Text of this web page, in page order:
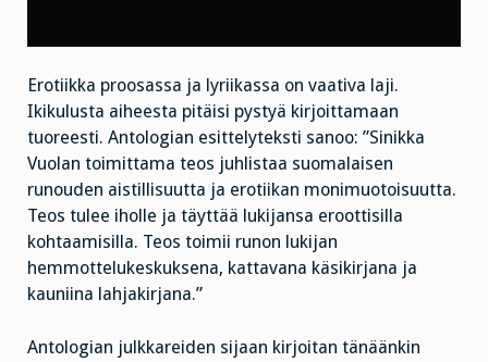
Erotiikka proosassa ja lyriikassa on vaativa laji.
Ikikulusta aiheesta pitäisi pystyä kirjoittamaan
tuoreesti. Antologian esittelyteksti sanoo: ”Sinikka
Vuolan toimittama teos juhlistaa suomalaisen
runouden aistillisuutta ja erotiikan monimuotoisuutta.
Teos tulee iholle ja täyttää lukijansa eroottisilla
kohtaamisilla. Teos toimii runon lukijan
hemmottelukeskuksena, kattavana käsikirjana ja
kauniina lahjakirjana.”
Antologian julkkareiden sijaan kirjoitan tänäänkin